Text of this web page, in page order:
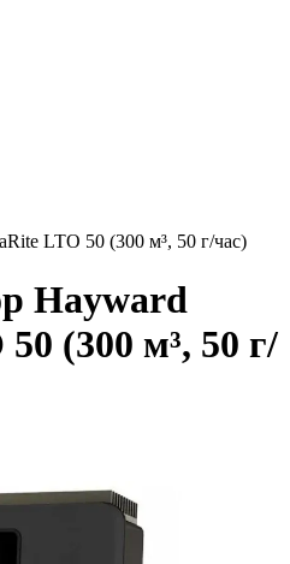
LTO 50 (300 м³, 50 г/час)
Hayward
(300 м³, 50 г/